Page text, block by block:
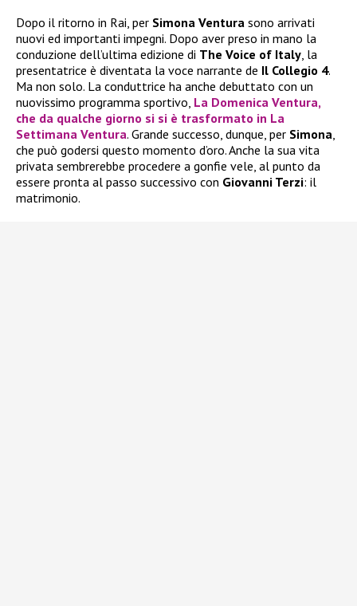
Dopo il ritorno in Rai, per Simona Ventura sono arrivati
nuovi ed importanti impegni. Dopo aver preso in mano la
conduzione dell’ultima edizione di The Voice of Italy, la
presentatrice è diventata la voce narrante de Il Collegio 4.
Ma non solo. La conduttrice ha anche debuttato con un
nuovissimo programma sportivo, La Domenica Ventura,
che da qualche giorno si si è trasformato in La
Settimana Ventura. Grande successo, dunque, per Simona,
che può godersi questo momento d’oro. Anche la sua vita
privata sembrerebbe procedere a gonfie vele, al punto da
essere pronta al passo successivo con Giovanni Terzi: il
matrimonio.